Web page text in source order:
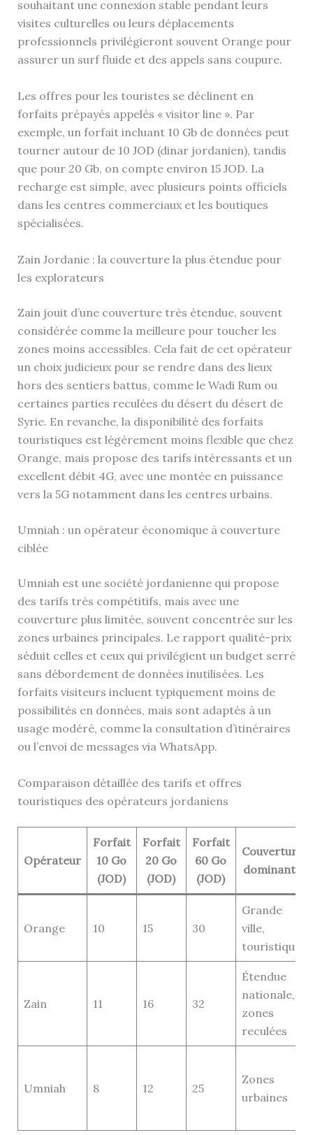
souhaitant une connexion stable pendant leurs
visites culturelles ou leurs déplacements
professionnels privilégieront souvent Orange pour
assurer un surf fluide et des appels sans coupure.
Les offres pour les touristes se déclinent en
forfaits prépayés appelés « visitor line ». Par
exemple, un forfait incluant 10 Gb de données peut
tourner autour de 10 JOD (dinar jordanien), tandis
que pour 20 Gb, on compte environ 15 JOD. La
recharge est simple, avec plusieurs points officiels
dans les centres commerciaux et les boutiques
spécialisées.
Zain Jordanie : la couverture la plus étendue pour
les explorateurs
Zain jouit d’une couverture très étendue, souvent
considérée comme la meilleure pour toucher les
zones moins accessibles. Cela fait de cet opérateur
un choix judicieux pour se rendre dans des lieux
hors des sentiers battus, comme le Wadi Rum ou
certaines parties reculées du désert du désert de
Syrie. En revanche, la disponibilité des forfaits
touristiques est légèrement moins flexible que chez
Orange, mais propose des tarifs intéressants et un
excellent débit 4G, avec une montée en puissance
vers la 5G notamment dans les centres urbains.
Umniah : un opérateur économique à couverture
ciblée
Umniah est une société jordanienne qui propose
des tarifs très compétitifs, mais avec une
couverture plus limitée, souvent concentrée sur les
zones urbaines principales. Le rapport qualité-prix
séduit celles et ceux qui privilégient un budget serré
sans débordement de données inutilisées. Les
forfaits visiteurs incluent typiquement moins de
possibilités en données, mais sont adaptés à un
usage modéré, comme la consultation d’itinéraires
ou l’envoi de messages via WhatsApp.
Comparaison détaillée des tarifs et offres
touristiques des opérateurs jordaniens
Opérateur
Forfait
10 Go
(JOD)
Forfait
20 Go
(JOD)
Forfait
60 Go
(JOD)
Couverture
dominante
Orange 10 15 30
Grande
ville,
touristique
Zain 11 16 32
Étendue
nationale,
zones
reculées
Umniah 8 12 25
Zones
urbaines